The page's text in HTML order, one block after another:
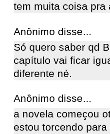
tem muita coisa pra
Anônimo disse...
Só quero saber qd
capítulo vai ficar
diferente né.
Anônimo disse...
a novela começou
estou torcendo